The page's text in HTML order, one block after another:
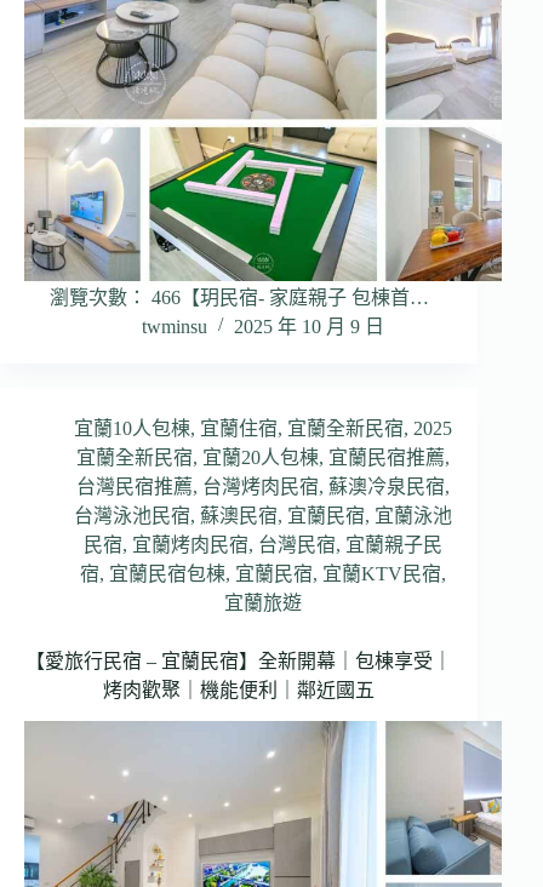
瀏覽次數： 466【玥民宿- 家庭親子 包棟首…
twminsu
2025 年 10 月 9 日
宜蘭10人包棟, 宜蘭住宿, 宜蘭全新民宿, 2025
宜蘭全新民宿, 宜蘭20人包棟, 宜蘭民宿推薦,
台灣民宿推薦, 台灣烤肉民宿,蘇澳冷泉民宿,
台灣泳池民宿,蘇澳民宿, 宜蘭民宿, 宜蘭泳池
民宿, 宜蘭烤肉民宿, 台灣民宿, 宜蘭親子民
宿, 宜蘭民宿包棟, 宜蘭民宿, 宜蘭KTV民宿,
宜蘭旅遊
【愛旅行民宿 – 宜蘭民宿】全新開幕｜包棟享受｜
烤肉歡聚｜機能便利｜鄰近國五